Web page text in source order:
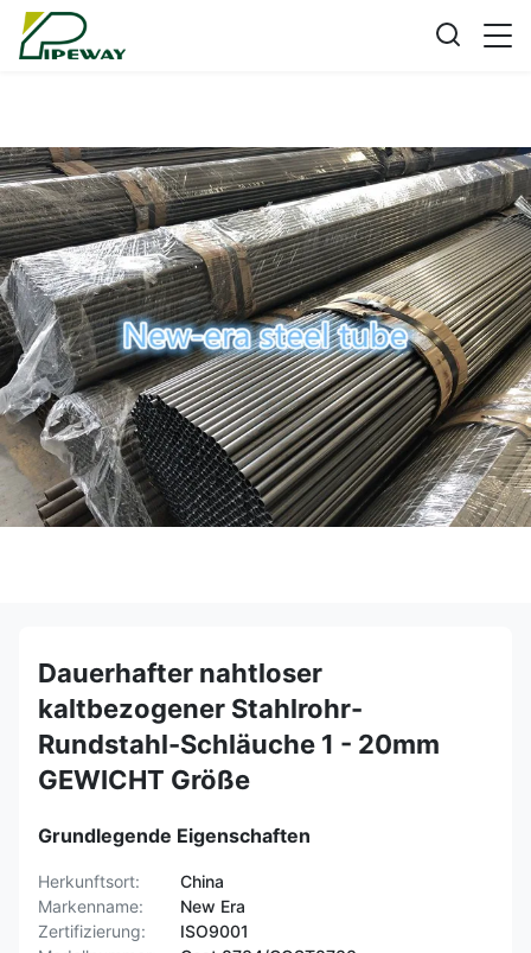
Dauerhafter nahtloser
kaltbezogener Stahlrohr-
Rundstahl-Schläuche 1 - 20mm
GEWICHT Größe
Grundlegende Eigenschaften
Herkunftsort:
China
Markenname:
New Era
Zertifizierung:
ISO9001